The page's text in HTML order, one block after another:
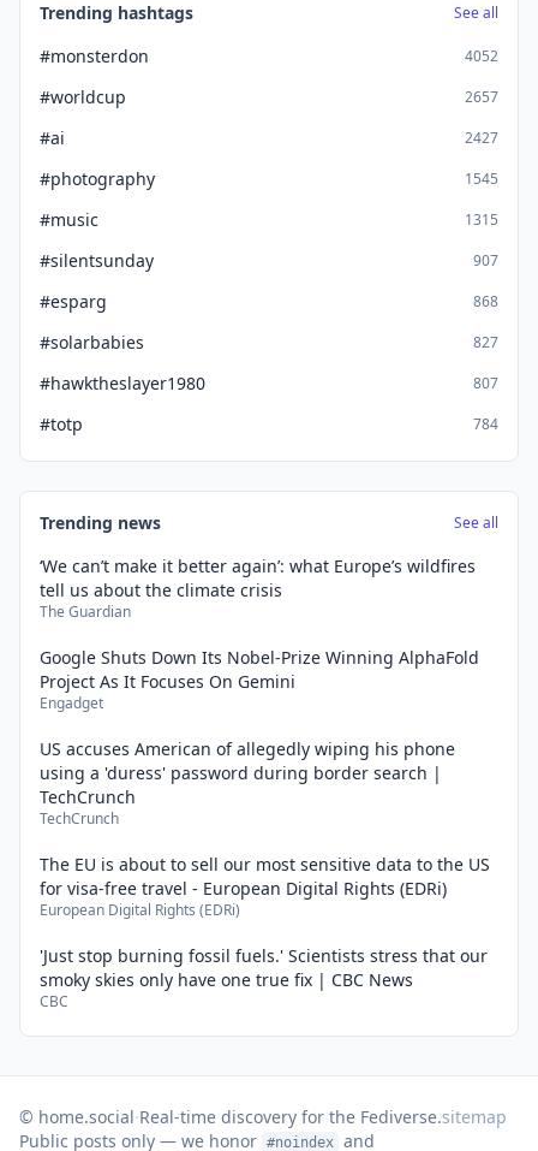
Trending hashtags See all
#monsterdon 4052
#worldcup 2657
#ai 2427
#photography 1545
#music 1315
#silentsunday 907
#esparg 868
#solarbabies 827
#hawktheslayer1980 807
#totp 784
Trending news See all
‘We can’t make it better again’: what Europe’s wildfires
tell us about the climate crisis
The Guardian
Google Shuts Down Its Nobel-Prize Winning AlphaFold
Project As It Focuses On Gemini
Engadget
US accuses American of allegedly wiping his phone
using a 'duress' password during border search |
TechCrunch
TechCrunch
The EU is about to sell our most sensitive data to the US
for visa-free travel - European Digital Rights (EDRi)
European Digital Rights (EDRi)
'Just stop burning fossil fuels.' Scientists stress that our
smoky skies only have one true fix | CBC News
CBC
© home.social·Real-time discovery for the Fediverse.sitemap
Public posts only — we honor #noindex and